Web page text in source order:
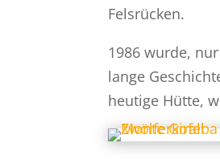
Felsrücken.
1986 wurde,
lange
heutige Hütte,